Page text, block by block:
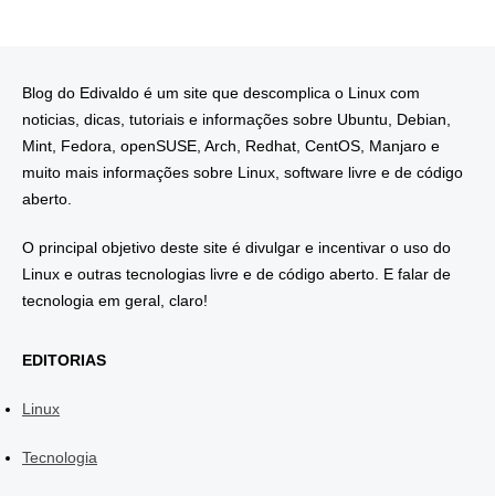
Blog do Edivaldo é um site que descomplica o Linux com
noticias, dicas, tutoriais e informações sobre Ubuntu, Debian,
Mint, Fedora, openSUSE, Arch, Redhat, CentOS, Manjaro e
muito mais informações sobre Linux, software livre e de código
aberto.
O principal objetivo deste site é divulgar e incentivar o uso do
Linux e outras tecnologias livre e de código aberto. E falar de
tecnologia em geral, claro!
EDITORIAS
Linux
Tecnologia